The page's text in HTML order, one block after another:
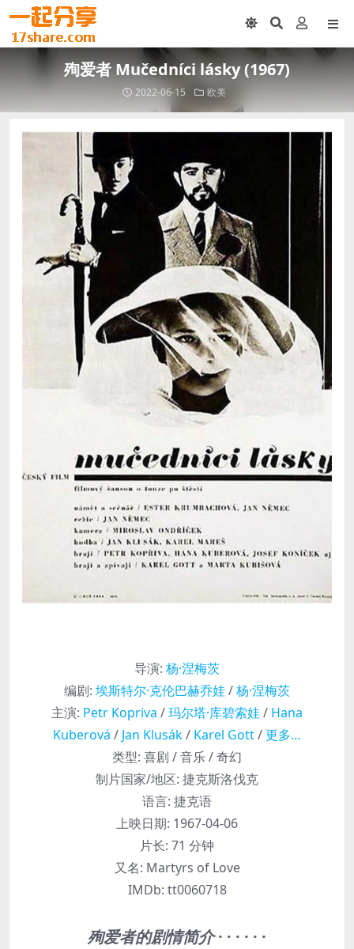
殉爱者 Mučedníci lásky (1967)
2022-06-15 欧美
导演: 杨·涅梅茨
编剧: 埃斯特尔·克伦巴赫乔娃/杨·涅梅茨
主演: Petr Kopriva /玛尔塔·库碧索娃/ Hana
Kuberová / Jan Klusák/ Karel Gott/更多…
类型: 喜剧 / 音乐 / 奇幻
制片国家/地区: 捷克斯洛伐克
语言: 捷克语
上映日期: 1967-04-06
片长: 71 分钟
又名: Martyrs of Love
IMDb: tt0060718
殉爱者的剧情简介· · · · · ·